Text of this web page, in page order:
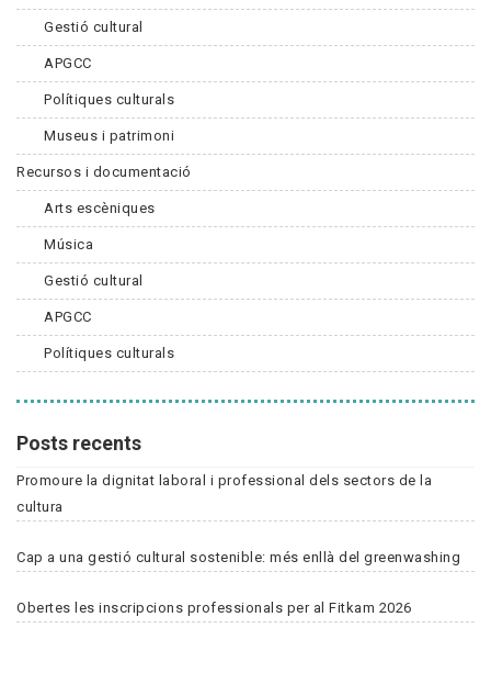
Gestió cultural
APGCC
Polítiques culturals
Museus i patrimoni
Recursos i documentació
Arts escèniques
Música
Gestió cultural
APGCC
Polítiques culturals
Posts recents
Promoure la dignitat laboral i professional dels sectors de la
cultura
Cap a una gestió cultural sostenible: més enllà del greenwashing
Obertes les inscripcions professionals per al Fitkam 2026